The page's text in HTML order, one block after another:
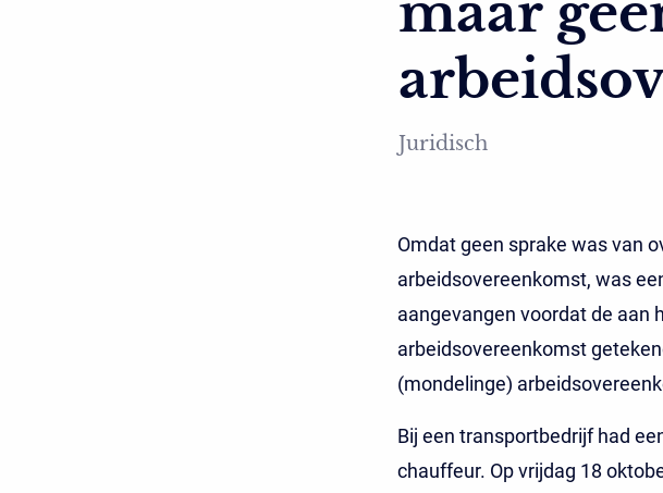
maar
Juridisch
Omdat geen sprake was van
arbeidsovereenkomst, was
aangevangen voordat de aan
arbeidsovereenkomst
(mondelinge)
Bij een transportbedrijf had
chauffeur. Op vrijdag 18